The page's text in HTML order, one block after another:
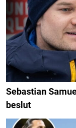
Sebastian
beslut